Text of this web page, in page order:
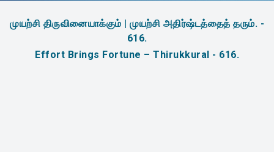
முயற்சி திருவினையாக்கும் | முயற்சி அதிர்ஷ்டத்தைத் தரும். -
616.
Effort Brings Fortune – Thirukkural - 616.